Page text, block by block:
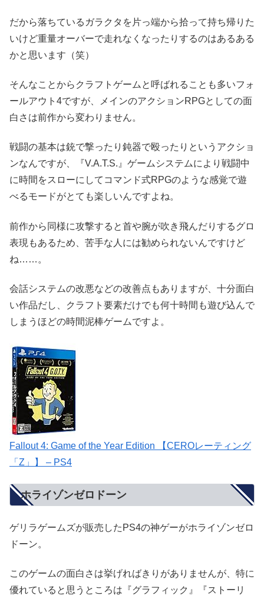
だから落ちているガラクタを片っ端から拾って持ち帰りた
いけど重量オーバーで走れなくなったりするのはあるある
かと思います（笑）
そんなことからクラフトゲームと呼ばれることも多いフォ
ールアウト4ですが、メインのアクションRPGとしての面
白さは前作から変わりません。
戦闘の基本は銃で撃ったり鈍器で殴ったりというアクショ
ンなんですが、『V.A.T.S.』ゲームシステムにより戦闘中
に時間をスローにしてコマンド式RPGのような感覚で遊
べるモードがとても楽しいんですよね。
前作から同様に攻撃すると首や腕が吹き飛んだりするグロ
表現もあるため、苦手な人には勧められないんですけど
ね……。
会話システムの改悪などの改善点もありますが、十分面白
い作品だし、クラフト要素だけでも何十時間も遊び込んで
しまうほどの時間泥棒ゲームですよ。
Fallout 4: Game of the Year Edition 【CEROレーティング
「Z」】 – PS4
ホライゾンゼロドーン
ゲリラゲームズが販売したPS4の神ゲーがホライゾンゼロ
ドーン。
このゲームの面白さは挙げればきりがありませんが、特に
優れていると思うところは『グラフィック』『ストーリ